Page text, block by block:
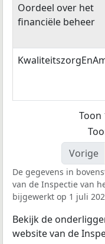
Oordeel over het
financiële beheer
Toon
Vorige
De gegevens in
van de Inspectie van
bijgewerkt op 1 juli
Bekijk de
website van de